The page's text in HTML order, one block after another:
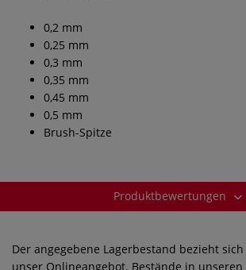
0,2 mm
0,25 mm
0,3 mm
0,35 mm
0,45 mm
0,5 mm
Brush-Spitze
Produktbewertungen
Der angegebene Lagerbestand bezieht
unser Onlineangebot. Bestände in